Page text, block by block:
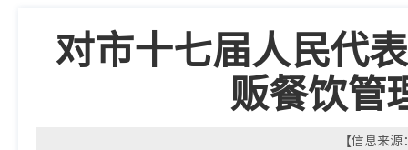
对市十七届人民代
贩餐饮管
【信息来